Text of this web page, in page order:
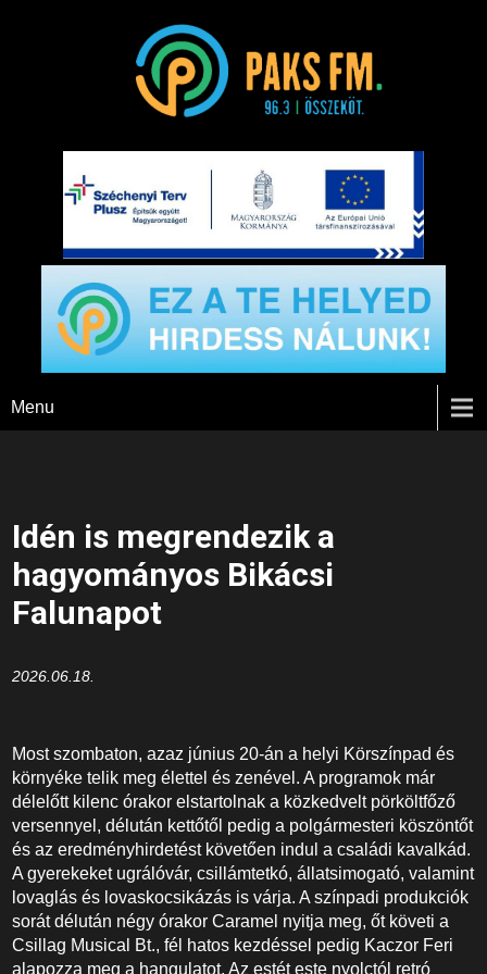
Paks FM
Menu
Idén is megrendezik a
hagyományos Bikácsi
Falunapot
2026.06.18.
Most szombaton, azaz június 20-án a helyi Körszínpad és
környéke telik meg élettel és zenével. A programok már
délelőtt kilenc órakor elstartolnak a közkedvelt pörköltfőző
versennyel, délután kettőtől pedig a polgármesteri köszöntőt
és az eredményhirdetést követően indul a családi kavalkád.
A gyerekeket ugrálóvár, csillámtetkó, állatsimogató, valamint
lovaglás és lovaskocsikázás is várja. A színpadi produkciók
sorát délután négy órakor Caramel nyitja meg, őt követi a
Csillag Musical Bt., fél hatos kezdéssel pedig Kaczor Feri
alapozza meg a hangulatot. Az estét este nyolctól retró